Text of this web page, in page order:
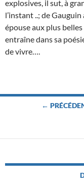
explosives, il sut, à
l’instant ..; de
épouse aux plus
entraîne dans sa
de vivre….
Navigation
articles
←